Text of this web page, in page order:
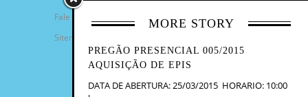
MORE STORY
PREGÃO PRESENCIAL 005/2015
AQUISIÇÃO DE EPIS
DATA DE ABERTURA: 25/03/2015 HORARIO: 10:00
Fale Conosco
Sitemap